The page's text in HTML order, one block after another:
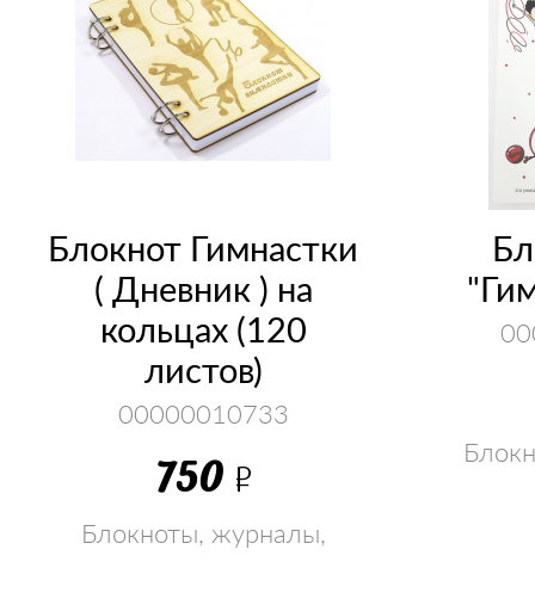
Блокнот Гимнастки
( Дневник ) на
кольцах (120
листов)
00000010733
750 Р
Блокноты, журналы,